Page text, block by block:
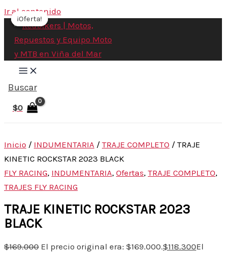
Ir al contenido
Buscar
$0
¡Oferta!
Inicio / INDUMENTARIA / TRAJE COMPLETO / TRAJE
KINETIC ROCKSTAR 2023 BLACK
FLY RACING, INDUMENTARIA, Ofertas, TRAJE COMPLETO,
TRAJES FLY RACING
TRAJE KINETIC ROCKSTAR 2023
BLACK
$169.000 El precio original era: $169.000.$118.300El
¡Oferta!
¡Oferta!